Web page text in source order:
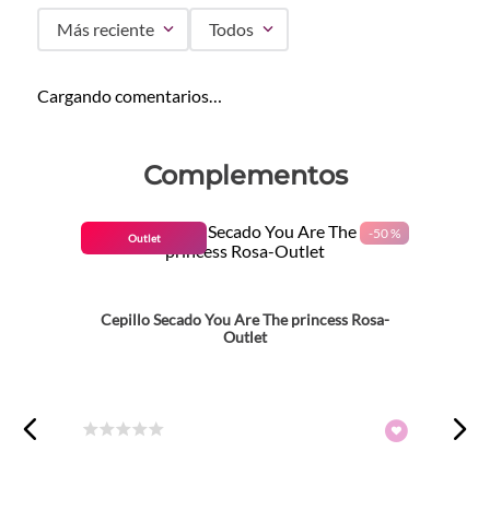
Más reciente Todos
Cargando comentarios…
Complementos
Outlet -50 %
Cepillo Secado You Are The princess Rosa-
Outlet